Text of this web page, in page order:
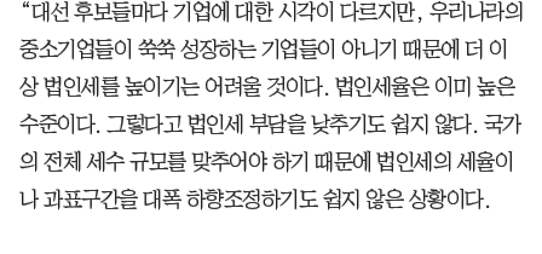
“대선 후보들마다 기업에 대한 시각이 다르지만, 우리나라의
중소기업들이 쑥쑥 성장하는 기업들이 아니기 때문에 더 이
상 법인세를 높이기는 어려울 것이다. 법인세율은 이미 높은
수준이다. 그렇다고 법인세 부담을 낮추기도 쉽지 않다. 국가
의 전체 세수 규모를 맞추어야 하기 때문에 법인세의 세율이
나 과표구간을 대폭 하향조정하기도 쉽지 않은 상황이다.